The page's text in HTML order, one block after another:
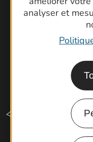
analyser et